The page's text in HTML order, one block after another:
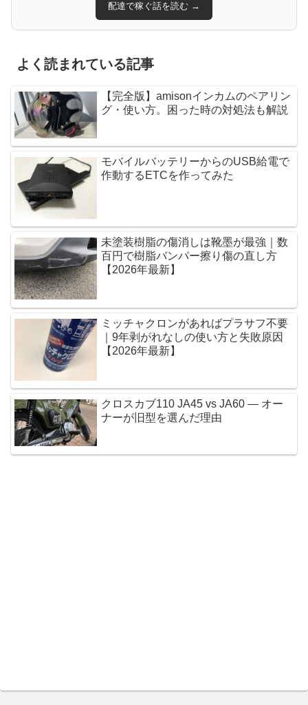
配達で稼ぐ話を読む →
よく読まれている記事
【完全版】amisonインカムのペアリン
グ・使い方。困った時の対処法も解説
モバイルバッテリーからのUSB給電で
作動するETCを作ってみた
未塗装樹脂の傷消しは靴墨が最強｜数
百円で樹脂バンパー擦り傷の直し方
【2026年最新】
ミッチャクロンがあればプラサフ不要
｜9年剥がれなしの使い方と失敗原因
【2026年最新】
クロスカブ110 JA45 vs JA60 — オー
ナーが旧型を選んだ理由